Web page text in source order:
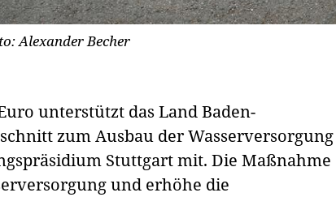
Alexander Becher
unterstützt das Land Baden-
zum Ausbau der Wasserversorgung
Stuttgart mit. Die Maßnahme
und erhöhe die